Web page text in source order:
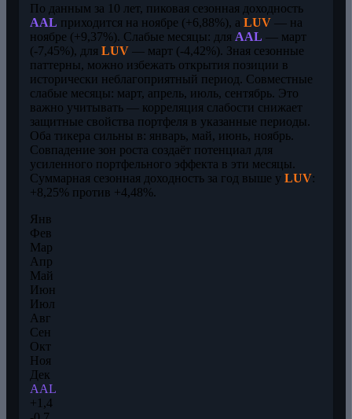
По данным за 10 лет, пиковая сезонная доходность
AAL приходится на ноябре (+6,88%), а LUV — на
ноябре (+9,37%). Слабые месяцы: для AAL — март
(-7,45%), для LUV — март (-4,42%). Зная сезонные
паттерны, можно избежать открытия позиции в
исторически неблагоприятный период. Совместные
слабые месяцы: март, апрель, июль, сентябрь. Это
важно учитывать — корреляция слабости снижает
защитные свойства портфеля в указанные периоды.
Оба тикера сильны в: январь, май, июнь, ноябрь.
Совпадение зон роста создаёт потенциал для
усиленного портфельного эффекта в эти месяцы.
Суммарная сезонная доходность за год выше у LUV:
+8,25% против +4,48%.
Янв
Фев
Мар
Апр
Май
Июн
Июл
Авг
Сен
Окт
Ноя
Дек
AAL
+1,4